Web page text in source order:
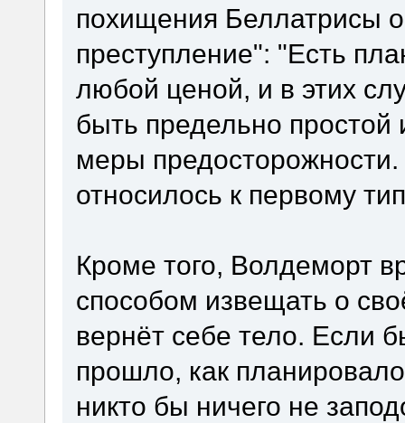
похищения Беллатрисы
преступление": "Есть
любой ценой, и в этих
быть предельно
меры
относилось к первому
Кроме того, Волдеморт
способом извещать о
вернёт себе тело. Если
прошло, как
никто бы ничего не